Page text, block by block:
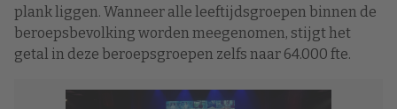
plank liggen. Wanneer alle leeftijdsgroepen binnen de
beroepsbevolking worden meegenomen, stijgt het
getal in deze beroepsgroepen zelfs naar 64.000 fte.